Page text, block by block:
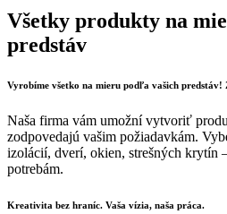
Všetky produkty na
predstáv
Vyrobíme všetko na mieru podľa vašich predstáv!
Naša firma vám umožní vytvoriť
zodpovedajú vašim požiadavkám.
izolácií, dverí, okien, strešných krytín
potrebám.
Kreativita bez hraníc. Vaša vízia, naša práca.